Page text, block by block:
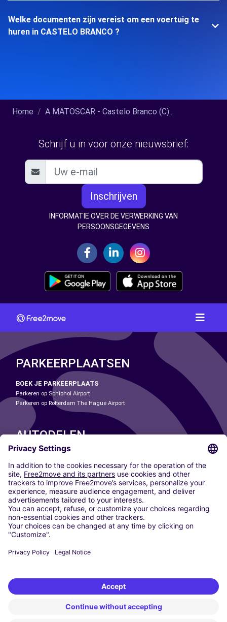
Welke documenten zijn vereist om een voertuig te
huren in CASTELO BRANCO ?
Home A MATOSCAR - Castelo Branco (C)...
Schrijf u in voor onze nieuwsbrief:
Inschrijven
INFORMATIE OVER DE VERWERKING VAN
PERSOONSGEGEVENS
PARKEERPLAATSEN
BOEK JE PARKEERPLAATS
Parkeren op Schiphol Airport
Parkeren op Rotterdam The Hague Airport
AUTODELEN
ONZE STEDEN
Paris
Madrid
Washington DC
Milaan
Rome
Turijn
Wenen
Berlijn
Düsseldorf